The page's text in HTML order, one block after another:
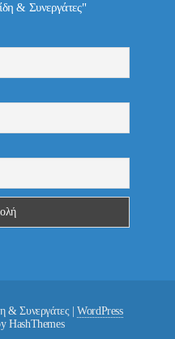
& Συνεργάτες"
& Συνεργάτες |WordPress
HashThemes